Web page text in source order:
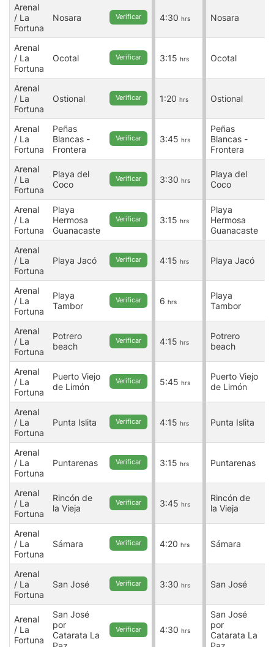
Arenal
/ La
Fortuna
Nosara Verificar 4:30 hrs Nosara
Arenal
/ La
Fortuna
Ocotal Verificar 3:15 hrs Ocotal
Arenal
/ La
Fortuna
Ostional Verificar 1:20 hrs Ostional
Arenal
/ La
Fortuna
Peñas
Blancas -
Frontera
Verificar 3:45 hrs
Peñas
Blancas -
Frontera
Arenal
/ La
Fortuna
Playa del
Coco
Verificar 3:30 hrs
Playa del
Coco
Arenal
/ La
Fortuna
Playa
Hermosa
Guanacaste
Verificar 3:15 hrs
Playa
Hermosa
Guanacaste
Arenal
/ La
Fortuna
Playa Jacó Verificar 4:15 hrs Playa Jacó
Arenal
/ La
Fortuna
Playa
Tambor
Verificar 6 hrs
Playa
Tambor
Arenal
/ La
Fortuna
Potrero
beach
Verificar 4:15 hrs
Potrero
beach
Arenal
/ La
Fortuna
Puerto Viejo
de Limón
Verificar 5:45 hrs
Puerto Viejo
de Limón
Arenal
/ La
Fortuna
Punta Islita Verificar 4:15 hrs Punta Islita
Arenal
/ La
Fortuna
Puntarenas Verificar 3:15 hrs Puntarenas
Arenal
/ La
Fortuna
Rincón de
la Vieja
Verificar 3:45 hrs
Rincón de
la Vieja
Arenal
/ La
Fortuna
Sámara Verificar 4:20 hrs Sámara
Arenal
/ La
Fortuna
San José Verificar 3:30 hrs San José
Arenal
/ La
Fortuna
San José
por
Catarata La
Verificar 4:30 hrs
San José
por
Catarata La